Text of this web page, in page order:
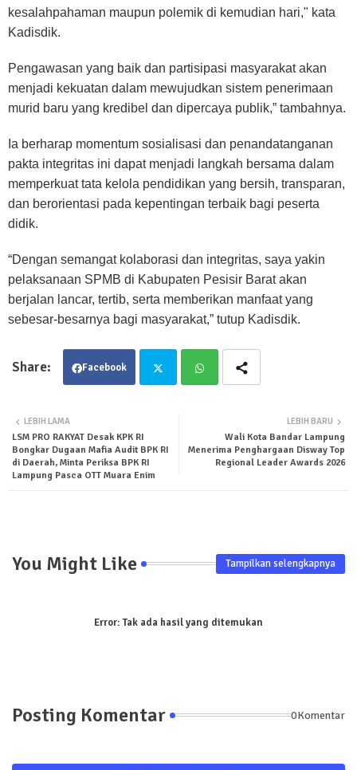
kesalahpahaman maupun polemik di kemudian hari," kata
Kadisdik.
Pengawasan yang baik dan partisipasi masyarakat akan
menjadi kekuatan dalam mewujudkan sistem penerimaan
murid baru yang kredibel dan dipercaya publik,” tambahnya.
Ia berharap momentum sosialisasi dan penandatanganan
pakta integritas ini dapat menjadi langkah bersama dalam
memperkuat tata kelola pendidikan yang bersih, transparan,
dan berorientasi pada kepentingan terbaik bagi peserta
didik.
“Dengan semangat kolaborasi dan integritas, saya yakin
pelaksanaan SPMB di Kabupaten Pesisir Barat akan
berjalan lancar, tertib, serta memberikan manfaat yang
sebesar-besarnya bagi masyarakat,” tutup Kadisdik.
Facebook
LEBIH BARU
Wali Kota Bandar Lampung
Menerima Penghargaan Disway Top
Regional Leader Awards 2026
LEBIH LAMA
LSM PRO RAKYAT Desak KPK RI
Bongkar Dugaan Mafia Audit BPK RI
di Daerah, Minta Periksa BPK RI
Lampung Pasca OTT Muara Enim
You Might Like Tampilkan selengkapnya
Error:Tak ada hasil yang ditemukan
Posting Komentar 0Komentar